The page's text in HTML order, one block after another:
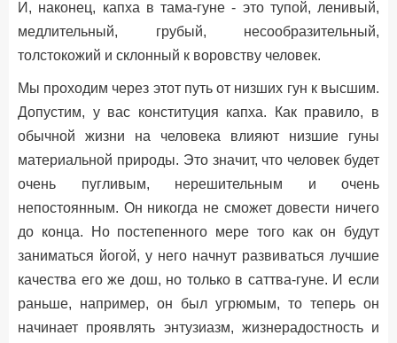
И, наконец, капха в тама-гуне - это тупой, ленивый,
медлительный, грубый, несообразительный,
толстокожий и склонный к воровству человек.
Мы проходим через этот путь от низших гун к высшим.
Допустим, у вас конституция капха. Как правило, в
обычной жизни на человека влияют низшие гуны
материальной природы. Это значит, что человек будет
очень пугливым, нерешительным и очень
непостоянным. Он никогда не сможет довести ничего
до конца. Но постепенного мере того как он будут
заниматься йогой, у него начнут развиваться лучшие
качества его же дош, но только в саттва-гуне. И если
раньше, например, он был угрюмым, то теперь он
начинает проявлять энтузиазм, жизнерадостность и